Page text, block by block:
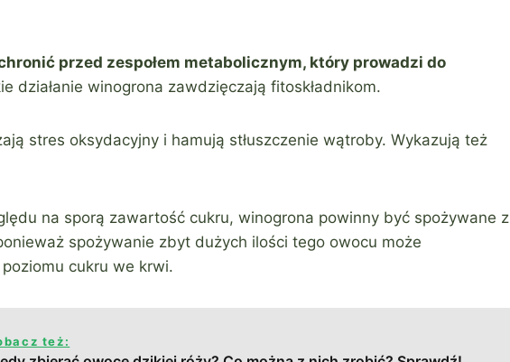
przed zespołem metabolicznym, który prowadzi do
działanie winogrona zawdzięczają fitoskładnikom.
stres oksydacyjny i hamują stłuszczenie wątroby. Wykazują też
na sporą zawartość cukru, winogrona powinny być spożywane z
spożywanie zbyt dużych ilości tego owocu może
cukru we krwi.
też: